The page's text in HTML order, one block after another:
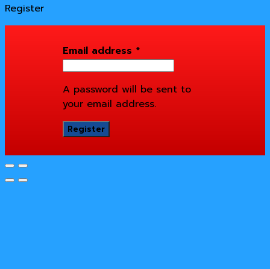
Register
Email address *
A password will be sent to
your email address.
Register